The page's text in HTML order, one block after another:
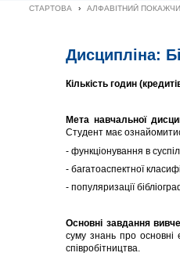
СТАРТОВА › АЛФАВІТНИЙ
Дисципліна:
Кількість годин
Мета навчальної
Студент має
- функціонування в
- багатоаспектної
- популяризації
Основні завдання
суму знань про основні
співробітництва.